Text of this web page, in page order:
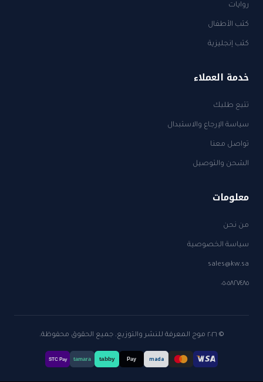
روايات
كتب الأطفال
كتب إنجليزية
خدمة العملاء
تتبع طلبك
سياسة الإرجاع والاستبدال
تواصل معنا
الشحن والتوصيل
معلومات
من نحن
سياسة الخصوصية
sales@kw.sa
٠٥٠٥٨٢٧٤٨٥
© ٢٠٢٦ موج المعرفة للنشر والتوزيع. جميع الحقوق محفوظة.
mada
Pay
tabby
tamara
STC Pay